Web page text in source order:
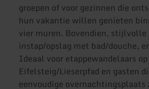
groepen of voor gezinnen die
hun vakantie willen genieten
vier muren. Bovendien, stijlvolle
instap/opslag met bad/douche,
Ideaal voor etappewandelaars
Eifelsteig/Lieserpfad en gasten
eenvoudige overnachtingsplaats